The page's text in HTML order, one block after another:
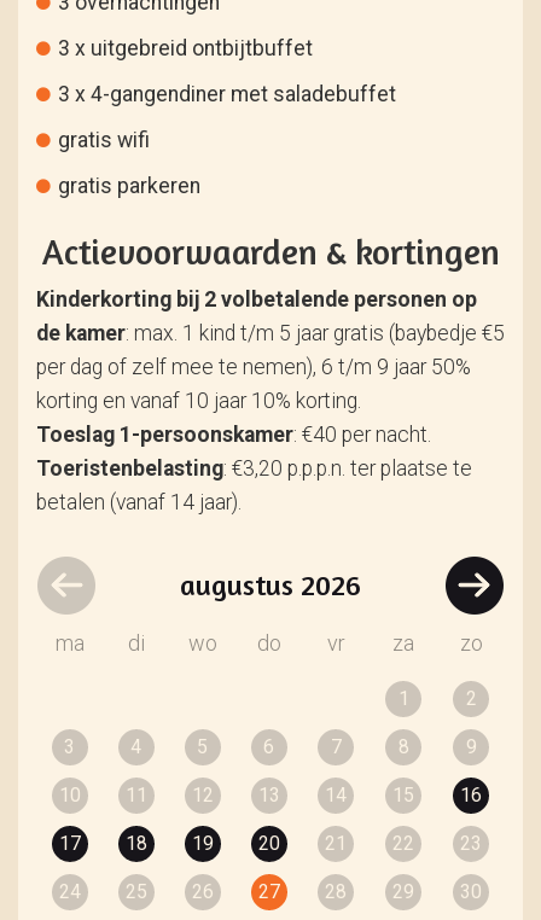
3 x uitgebreid ontbijtbuffet
3 x 4-gangendiner met saladebuffet
gratis wifi
gratis parkeren
Actievoorwaarden & kortingen
Kinderkorting bij 2 volbetalende personen op
de kamer: max. 1 kind t/m 5 jaar gratis (baybedje €5
per dag of zelf mee te nemen), 6 t/m 9 jaar 50%
korting en vanaf 10 jaar 10% korting.
Toeslag 1-persoonskamer: €40 per nacht.
Toeristenbelasting: €3,20 p.p.p.n. ter plaatse te
betalen (vanaf 14 jaar).
augustus 2026
ma di wo do vr za zo
1 2
3 4 5 6 7 8 9
10 11 12 13 14 15 16
17 18 19 20 21 22 23
24 25 26 27 28 29 30